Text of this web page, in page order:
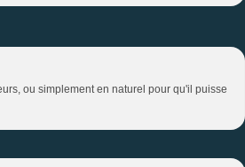
ou simplement en naturel pour qu'il puisse